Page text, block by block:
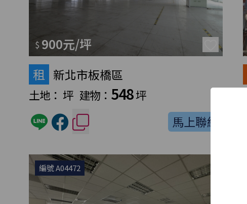
$ 900元/坪
租 新北市板橋區
土地： 坪 建物： 548坪
馬上聯絡
編號 A04472